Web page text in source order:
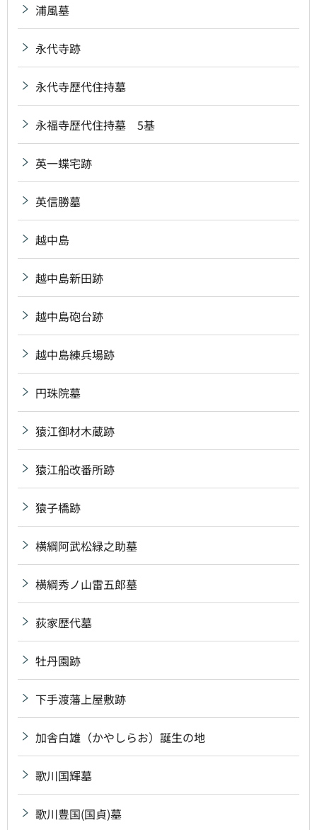
浦風墓
永代寺跡
永代寺歴代住持墓
永福寺歴代住持墓 5基
英一蝶宅跡
英信勝墓
越中島
越中島新田跡
越中島砲台跡
越中島練兵場跡
円珠院墓
猿江御材木蔵跡
猿江船改番所跡
猿子橋跡
横綱阿武松緑之助墓
横綱秀ノ山雷五郎墓
荻家歴代墓
牡丹園跡
下手渡藩上屋敷跡
加舎白雄（かやしらお）誕生の地
歌川国輝墓
歌川豊国(国貞)墓